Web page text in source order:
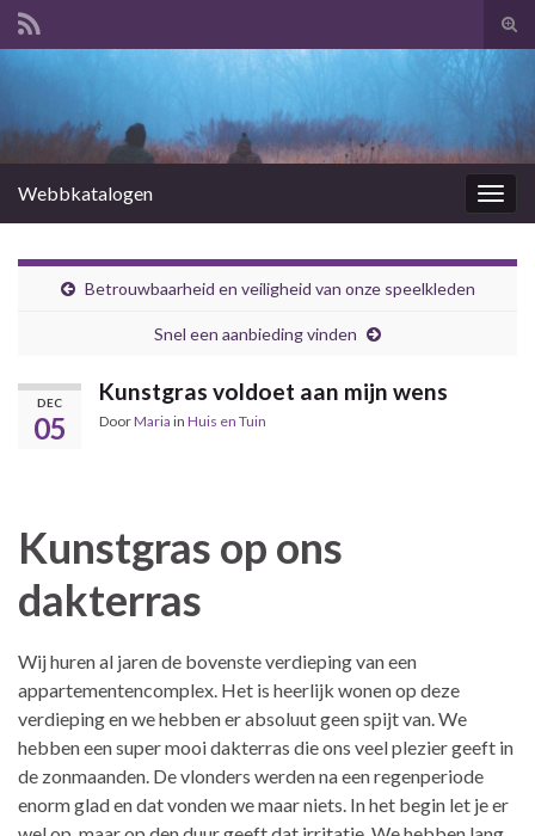
Webbkatalogen
Betrouwbaarheid en veiligheid van onze speelkleden
Snel een aanbieding vinden
DEC
05
Kunstgras voldoet aan mijn wens
DoorMaria in Huis en Tuin
Kunstgras op ons
dakterras
Wij huren al jaren de bovenste verdieping van een
appartementencomplex. Het is heerlijk wonen op deze
verdieping en we hebben er absoluut geen spijt van. We
hebben een super mooi dakterras die ons veel plezier geeft in
de zonmaanden. De vlonders werden na een regenperiode
enorm glad en dat vonden we maar niets. In het begin let je er